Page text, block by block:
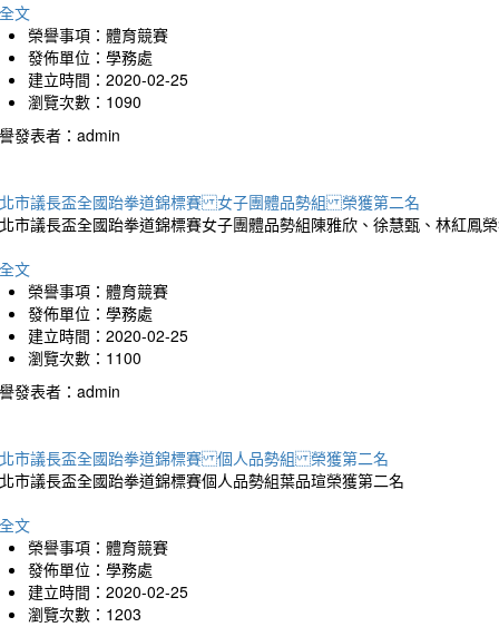
文
榮譽事項：體育競賽
發佈單位：學務處
建立時間：2020-02-25
瀏覽次數：1090
發表者：admin
市議長盃全國跆拳道錦標賽 女子團體品勢組 榮獲第二名
市議長盃全國跆拳道錦標賽女子團體品勢組陳雅欣、徐慧甄、林紅鳳
文
榮譽事項：體育競賽
發佈單位：學務處
建立時間：2020-02-25
瀏覽次數：1100
發表者：admin
市議長盃全國跆拳道錦標賽 個人品勢組 榮獲第二名
市議長盃全國跆拳道錦標賽個人品勢組葉品瑄榮獲第二名
文
榮譽事項：體育競賽
發佈單位：學務處
建立時間：2020-02-25
瀏覽次數：1203